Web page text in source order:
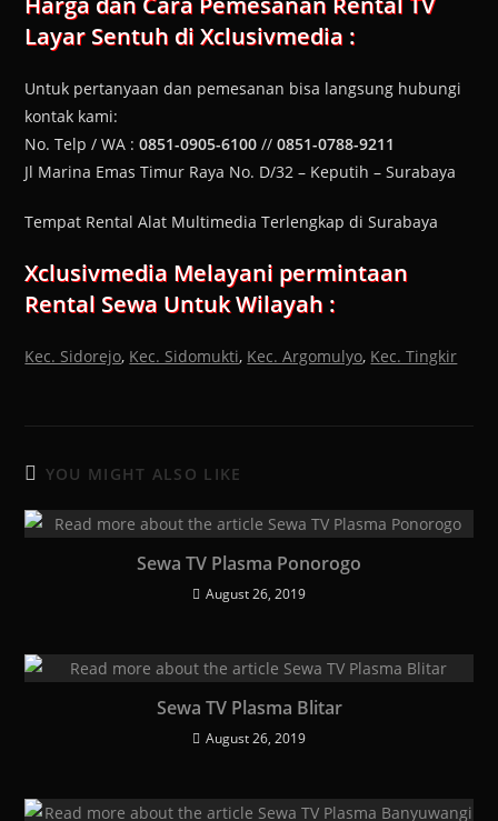
Layar Sentuh di Xclusivmedia :
Untuk pertanyaan dan pemesanan bisa langsung hubungi
kontak kami:
No. Telp / WA :0851-0905-6100 //0851-0788-9211
Jl Marina Emas Timur Raya No. D/32 – Keputih – Surabaya
Tempat Rental Alat Multimedia Terlengkap di Surabaya
Xclusivmedia Melayani permintaan
Rental Sewa Untuk Wilayah :
Kec. Sidorejo, Kec. Sidomukti, Kec. Argomulyo, Kec. Tingkir
YOU MIGHT ALSO LIKE
Sewa TV Plasma Ponorogo
August 26, 2019
Sewa TV Plasma Blitar
August 26, 2019